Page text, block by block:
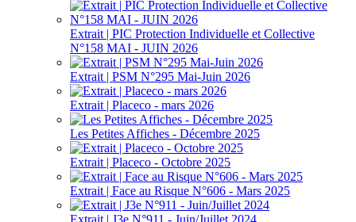
Extrait | PIC Protection Individuelle et Collective
N°158 MAI - JUIN 2026
Extrait | PSM N°295 Mai-Juin 2026
Extrait | Placeco - mars 2026
Les Petites Affiches - Décembre 2025
Extrait | Placeco - Octobre 2025
Extrait | Face au Risque N°606 - Mars 2025
Extrait | J3e N°911 - Juin/Juillet 2024